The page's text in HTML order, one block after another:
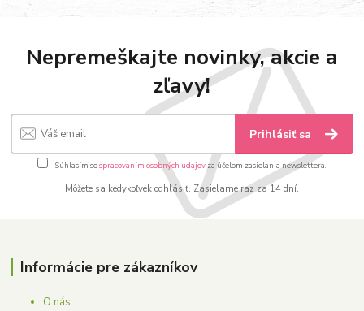
Nepremeškajte novinky, akcie a
zľavy!
Prihlásiť sa
Súhlasím sospracovaním osobných údajov za účelom zasielania newslettera.
Môžete sa kedykoľvek odhlásiť. Zasielame raz za 14 dní.
Informácie pre zákazníkov
O nás